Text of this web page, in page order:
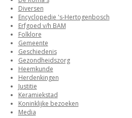
Diversen
Encyclopedie 's-Hertogenbosch
Erfgoed v/h BAM
Folklore
Gemeente
Geschiedenis
Gezondheidszorg
Heemkunde
Herdenkingen
Justitie
Keramiekstad
Koninklijke bezoeken
Media